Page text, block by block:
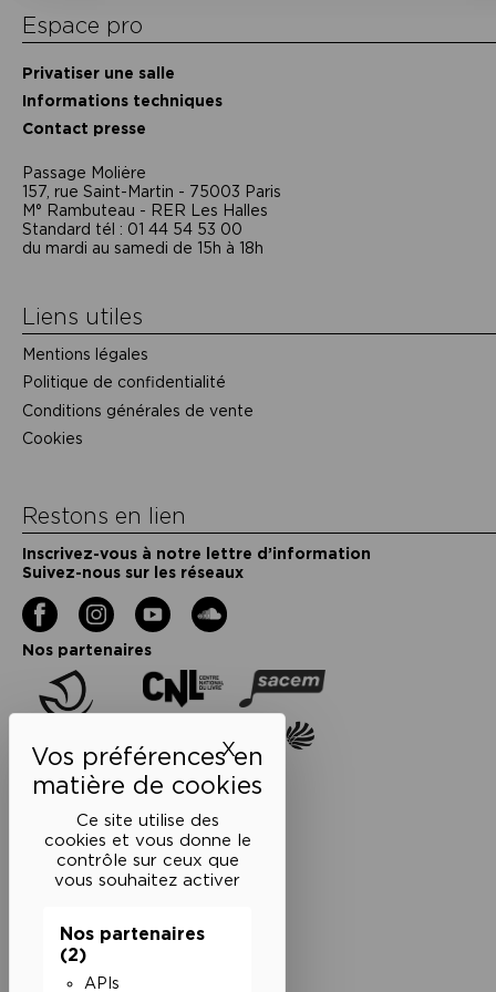
Ce site utilise des
cookies et vous donne le
contrôle sur ceux que
vous souhaitez activer
Nos partenaires
(2)
APIs
XMasquer le bandeau des
Espace pro
Privatiser une salle
Informations techniques
Contact presse
Passage Moliėre
157, rue Saint-Martin - 75003 Paris
M° Rambuteau - RER Les Halles
Standard tél : 01 44 54 53 00
du mardi au samedi de 15h à 18h
Liens utiles
Mentions légales
Politique de confidentialité
Conditions générales de vente
Cookies
Restons en lien
Inscrivez-vous à notre lettre d’information
Suivez-nous sur les réseaux
Nos partenaires